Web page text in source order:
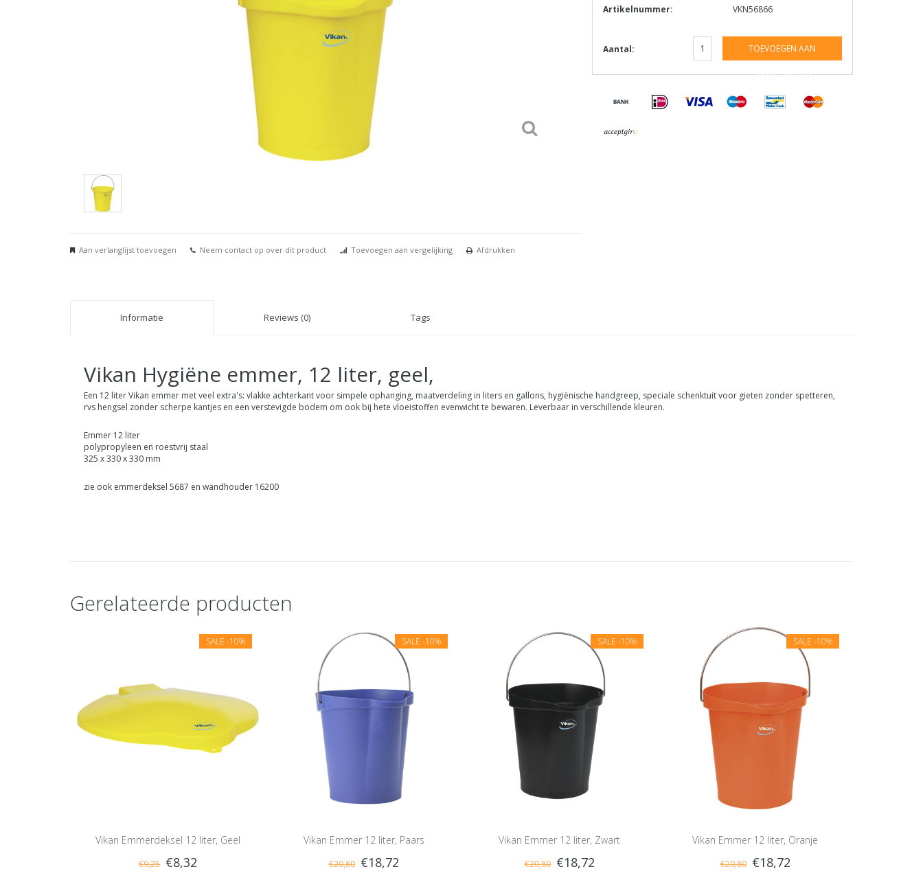
Aan verlanglijst toevoegen Neem contact op over dit product Toevoegen aan vergelijking Afdrukken
Artikelnummer:
VKN56866
Aantal: TOEVOEGEN AAN
WINKELWAGEN
Informatie Reviews (0) Tags
Vikan Hygiëne emmer, 12 liter, geel,
Een 12 liter Vikan emmer met veel extra's: vlakke achterkant voor simpele ophanging, maatverdeling in liters en gallons, hygiënische handgreep, speciale schenktuit voor gieten zonder spetteren,
rvs hengsel zonder scherpe kantjes en een verstevigde bodem om ook bij hete vloeistoffen evenwicht te bewaren. Leverbaar in verschillende kleuren.
Emmer 12 liter
polypropyleen en roestvrij staal
325 x 330 x 330 mm
zie ook emmerdeksel 5687 en wandhouder 16200
Gerelateerde producten
SALE -10%
Vikan Emmerdeksel 12 liter, Geel
€9,25 €8,32
SALE -10%
Vikan Emmer 12 liter, Paars
€20,80 €18,72
SALE -10%
Vikan Emmer 12 liter, Zwart
€20,80 €18,72
SALE -10%
Vikan Emmer 12 liter, Oranje
€20,80 €18,72